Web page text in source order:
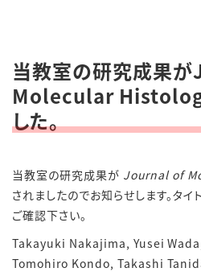
当教室の研究成果
Molecular
した。
当教室の研究成果が Journal of
されましたのでお知らせします。タ
ご確認下さい。
Takayuki Nakajima, Yusei
Tomohiro Kondo, Takashi